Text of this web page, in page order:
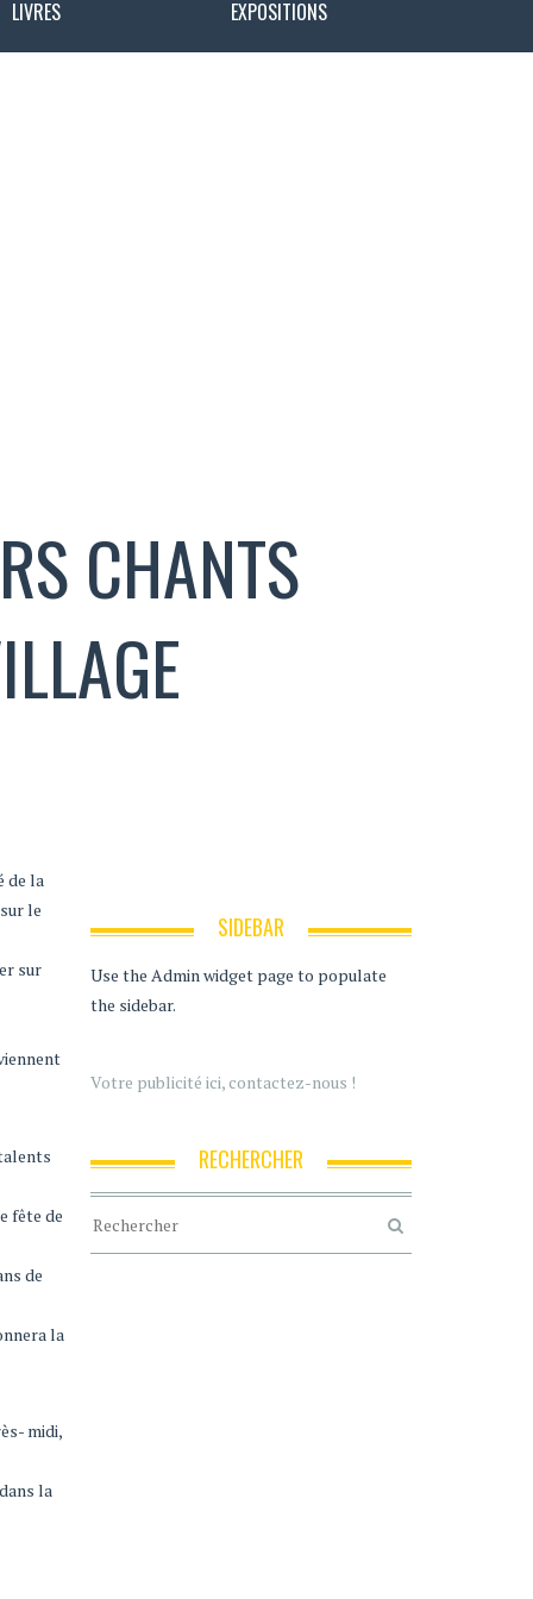
LIVRES EXPOSITIONS
CHANTS
de la
le
sur
fête de
de
la
midi,
la
SIDEBAR
Use the Admin widget page to populate
the sidebar.
Votre publicité ici, contactez-nous !
RECHERCHER